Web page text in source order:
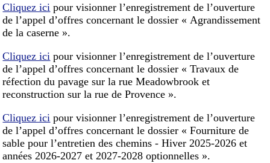
Cliquez ici pour visionner l’enregistrement de l’ouverture
de l’appel d’offres concernant le dossier « Agrandissement
de la caserne ».
Cliquez ici pour visionner l’enregistrement de l’ouverture
de l’appel d’offres concernant le dossier « Travaux de
réfection du pavage sur la rue Meadowbrook et
reconstruction sur la rue de Provence ».
Cliquez ici pour visionner l’enregistrement de l’ouverture
de l’appel d’offres concernant le dossier « Fourniture de
sable pour l’entretien des chemins - Hiver 2025-2026 et
années 2026-2027 et 2027-2028 optionnelles ».